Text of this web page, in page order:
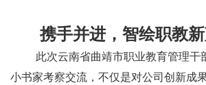
携手并进，智绘职教
此次云南省曲靖市职业教育管理干
小书家考察交流，不仅是对公司创新成